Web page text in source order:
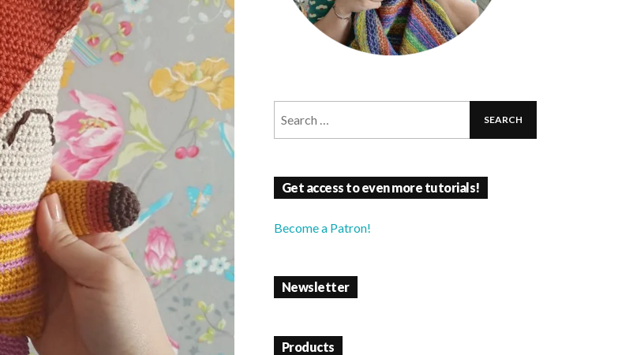
Get access to even more tutorials!
Become a Patron!
Newsletter
Products